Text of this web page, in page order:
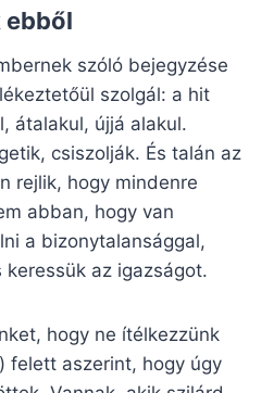
szóló bejegyzése
szolgál: a hit
átalakul, újjá alakul.
csiszolják. És talán az
rejlik, hogy mindenre
abban, hogy van
a bizonytalansággal,
az igazságot.
hogy ne ítélkezzünk
felett aszerint, hogy úgy